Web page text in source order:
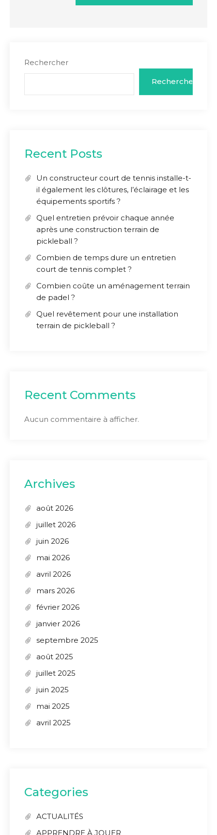
Rechercher
Rechercher
Recent Posts
Un constructeur court de tennis installe-t-
il également les clôtures, l’éclairage et les
équipements sportifs ?
Quel entretien prévoir chaque année
après une construction terrain de
pickleball ?
Combien de temps dure un entretien
court de tennis complet ?
Combien coûte un aménagement terrain
de padel ?
Quel revêtement pour une installation
terrain de pickleball ?
Recent Comments
Aucun commentaire à afficher.
Archives
août 2026
juillet 2026
juin 2026
mai 2026
avril 2026
mars 2026
février 2026
janvier 2026
septembre 2025
août 2025
juillet 2025
juin 2025
mai 2025
avril 2025
Categories
ACTUALITÉS
APPRENDRE À JOUER